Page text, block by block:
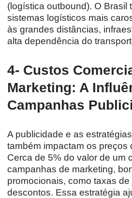
(logística outbound). O Brasil
sistemas logísticos mais
às grandes distâncias,
alta dependência do
4- Custos
Marketing: A
Campanhas
A publicidade e as
também impactam os preços
Cerca de 5% do valor de um
campanhas de marketing,
promocionais, como taxas
descontos. Essa estratégia